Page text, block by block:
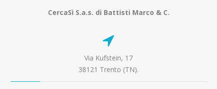
CercaSì S.a.s. di Battisti Marco & C.
Via Kufstein, 17
38121 Trento (TN).